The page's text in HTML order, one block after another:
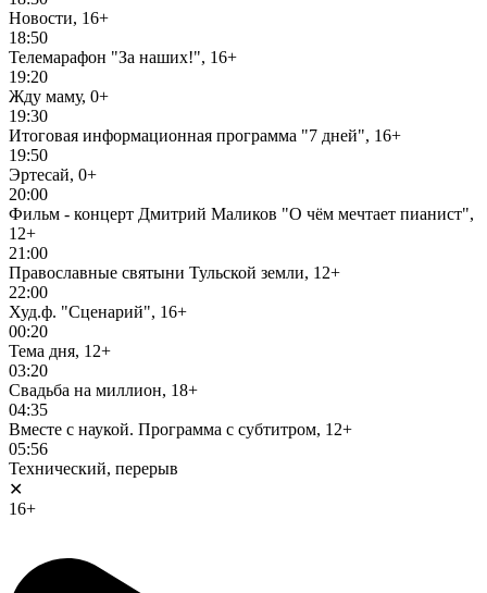
Новости, 16+
18:50
Телемарафон "За наших!", 16+
19:20
Жду маму, 0+
19:30
Итоговая информационная программа "7 дней", 16+
19:50
Эртесай, 0+
20:00
Фильм - концерт Дмитрий Маликов "О чём мечтает пианист",
12+
21:00
Православные святыни Тульской земли, 12+
22:00
Худ.ф. "Сценарий", 16+
00:20
Тема дня, 12+
03:20
Свадьба на миллион, 18+
04:35
Вместе с наукой. Программа с субтитром, 12+
05:56
Технический, перерыв
✕
16+